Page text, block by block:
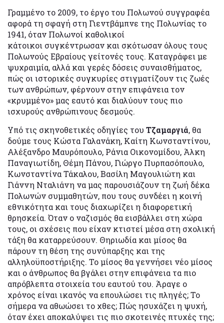
Γραμμένο το 2009, το έργο του Πολωνού συγγραφέα
αφορά τη σφαγή στη Γιεντβάμπνε της Πολωνίας το
1941, όταν Πολωνοί καθολικοί
κάτοικοι συγκέντρωσαν και σκότωσαν όλους τους
Πολωνούς Εβραίους γείτονές τους. Καταγράφει με
ψυχραιμία, αλλά και γερές δόσεις συναισθήματος,
πώς οι ιστορικές συγκυρίες στιγματίζουν τις ζωές
των ανθρώπων, φέρνουν στην επιφάνεια τον
«κρυμμένο» μας εαυτό και διαλύουν τους πιο
ισχυρούς ανθρώπινους δεσμούς.
Υπό τις σκηνοθετικές οδηγίες του Τζαμαργιά, θα
δούμε τους Κώστα Γαλανάκη, Καίτη Κωνσταντίνου,
Αλέξανδρο Μαυρόπουλο, Ράνια Οικονομίδου, Άλκη
Παναγιωτίδη, Θέμη Πάνου, Γιώργο Πυρπασόπουλο,
Κωνσταντίνα Τάκαλου, Βασίλη Μαγουλιώτη και
Γιάννη Νταλιάνη να μας παρουσιάζουν τη ζωή δέκα
Πολωνών συμμαθητών, που τους συνδέει η κοινή
εθνικότητα και τους διαχωρίζει η διαφορετική
θρησκεία. Όταν ο ναζισμός θα εισβάλλει στη χώρα
τους, οι σχέσεις που είχαν κτιστεί μέσα στη σχολική
τάξη θα καταρρεύσουν. Θηριωδία και μίσος θα
πάρουν τη θέση της συνύπαρξης και της
αλληλοϋποστήριξης. Το μίσος θα γεννήσει νέο μίσος
και ο άνθρωπος θα βγάλει στην επιφάνεια τα πιο
απρόβλεπτα στοιχεία του εαυτού του. Άραγε ο
χρόνος είναι ικανός να επουλώσει τις πληγές; Το
σήμερα να αθωώσει το χθες; Πώς ησυχάζει η ψυχή,
όταν έχει αποκαλύψει τις πιο σκοτεινές πτυχές της;